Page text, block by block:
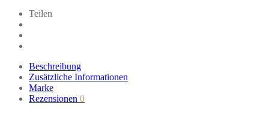
Menge
Teilen
Beschreibung
Zusätzliche Informationen
Marke
Rezensionen 0